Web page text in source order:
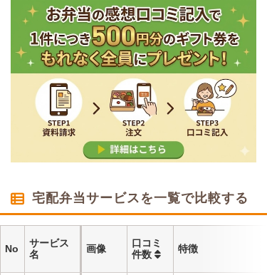
宅配弁当サービスを一覧で比較する
No
サービス
名
画像
口コミ
件数
特徴